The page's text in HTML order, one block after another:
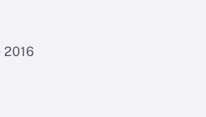
2016